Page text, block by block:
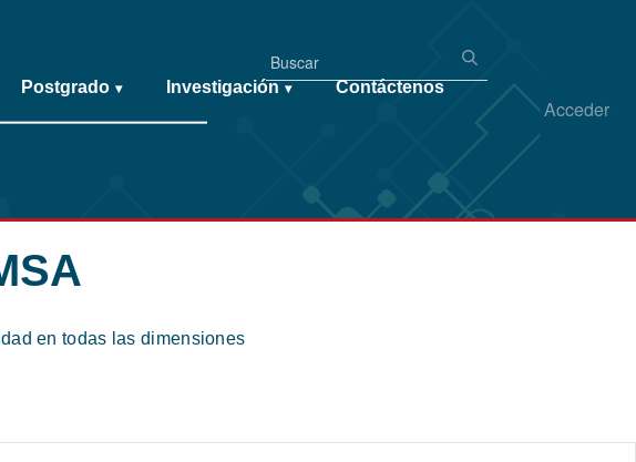
Acceder
Postgrado ▾ Investigación ▾ Contáctenos
en todas las dimensiones